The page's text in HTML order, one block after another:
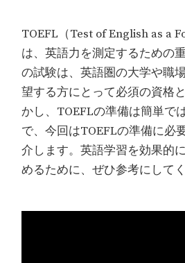
TOEFL（Test of English as a
は、英語力を測定するための
の試験は、英語圏の大学や職
望する方にとって必須の資格
かし、TOEFLの準備は簡単で
で、今回はTOEFLの準備に必
介します。英語学習を効果的
めるために、ぜひ参考にして